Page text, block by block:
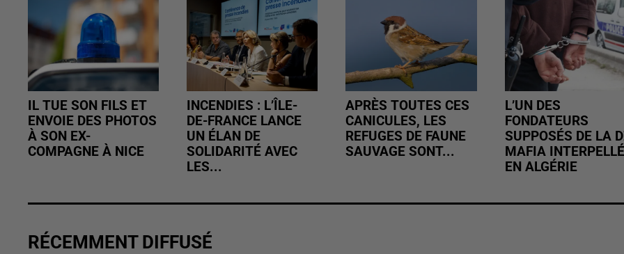
IL TUE SON FILS ET
ENVOIE DES PHOTOS
À SON EX-
COMPAGNE À NICE
INCENDIES : L’ÎLE-
DE-FRANCE LANCE
UN ÉLAN DE
SOLIDARITÉ AVEC
LES...
APRÈS TOUTES CES
CANICULES, LES
REFUGES DE FAUNE
SAUVAGE SONT...
L’UN DES
FONDATEURS
SUPPOSÉS DE LA
MAFIA INTERPELLÉ
EN ALGÉRIE
RÉCEMMENT DIFFUSÉ